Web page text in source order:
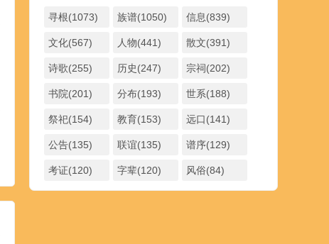
寻根(1073) 族谱(1050) 信息(839)
文化(567) 人物(441) 散文(391)
诗歌(255) 历史(247) 宗祠(202)
书院(201) 分布(193) 世系(188)
祭祀(154) 教育(153) 远口(141)
公告(135) 联谊(135) 谱序(129)
考证(120) 字辈(120) 风俗(84)